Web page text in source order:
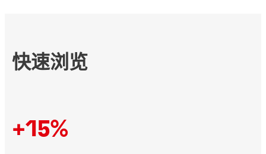
快速浏览
+15%